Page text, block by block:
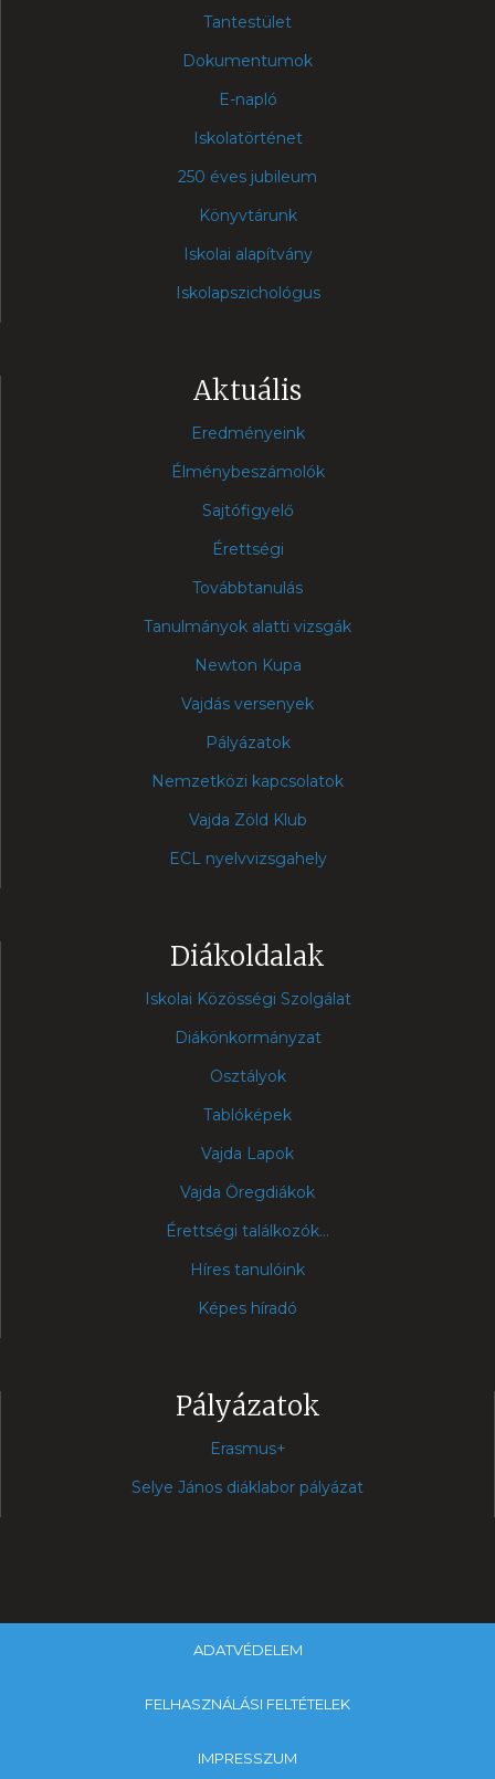
Tantestület
Dokumentumok
E-napló
Iskolatörténet
250 éves jubileum
Könyvtárunk
Iskolai alapítvány
Iskolapszichológus
Aktuális
Eredményeink
Élménybeszámolók
Sajtófigyelő
Érettségi
Továbbtanulás
Tanulmányok alatti vizsgák
Newton Kupa
Vajdás versenyek
Pályázatok
Nemzetközi kapcsolatok
Vajda Zöld Klub
ECL nyelvvizsgahely
Diákoldalak
Iskolai Közösségi Szolgálat
Diákönkormányzat
Osztályok
Tablóképek
Vajda Lapok
Vajda Öregdiákok
Érettségi találkozók...
Híres tanulóink
Képes híradó
Pályázatok
Erasmus+
Selye János diáklabor pályázat
ADATVÉDELEM
FELHASZNÁLÁSI FELTÉTELEK
IMPRESSZUM